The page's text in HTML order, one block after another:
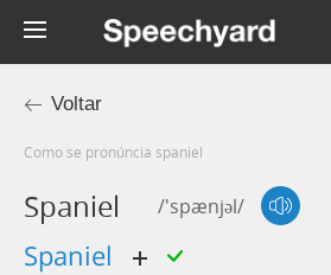
Voltar
Como se pronúncia spaniel
Spaniel /'spænjəl/
spaniel